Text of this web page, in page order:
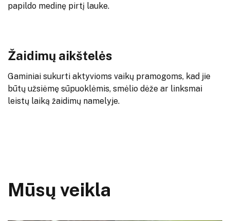
papildo medinę pirtį lauke.
Žaidimų aikštelės
Gaminiai sukurti aktyvioms vaikų pramogoms, kad jie
būtų užsiėmę sūpuoklėmis, smėlio dėže ar linksmai
leistų laiką žaidimų namelyje.
Mūsų veikla